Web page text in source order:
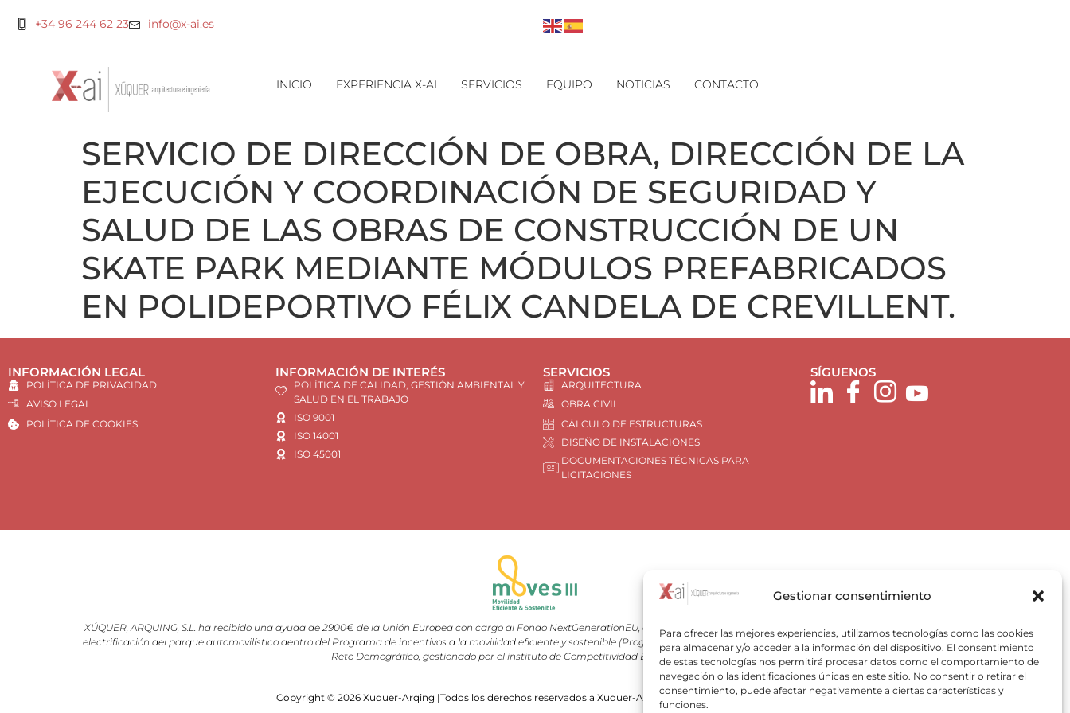
Gestionar consentimiento
Para ofrecer las mejores experiencias, utilizamos tecnologías como las cookies
para almacenar y/o acceder a la información del dispositivo. El consentimiento
de estas tecnologías nos permitirá procesar datos como el comportamiento de
navegación o las identificaciones únicas en este sitio. No consentir o retirar el
consentimiento, puede afectar negativamente a ciertas características y
funciones.
+34 96 244 62 23 info@x-ai.es
INICIO EXPERIENCIA X-AI SERVICIOS EQUIPO NOTICIAS CONTACTO
SERVICIO DE DIRECCIÓN DE OBRA, DIRECCIÓN DE LA
EJECUCIÓN Y COORDINACIÓN DE SEGURIDAD Y
SALUD DE LAS OBRAS DE CONSTRUCCIÓN DE UN
SKATE PARK MEDIANTE MÓDULOS PREFABRICADOS
EN POLIDEPORTIVO FÉLIX CANDELA DE CREVILLENT.
INFORMACIÓN LEGAL
POLÍTICA DE PRIVACIDAD
AVISO LEGAL
POLÍTICA DE COOKIES
INFORMACIÓN DE INTERÉS
POLÍTICA DE CALIDAD, GESTIÓN AMBIENTAL Y
SALUD EN EL TRABAJO
ISO 9001
ISO 14001
ISO 45001
SERVICIOS
ARQUITECTURA
OBRA CIVIL
CÁLCULO DE ESTRUCTURAS
DISEÑO DE INSTALACIONES
DOCUMENTACIONES TÉCNICAS PARA
LICITACIONES
SÍGUENOS
XÚQUER, ARQUING, S.L. ha recibido una ayuda de 2900€ de la Unión Europea con cargo al Fondo NextGenerationEU, en el marco del Plan de Recuperación, Trasformación y Resiliencia, para
electrificación del parque automovilístico dentro del Programa de incentivos a la movilidad eficiente y sostenible (Programa MOVES III Valencia) del Ministerio para la Transición Ecológica y el
Reto Demográfico, gestionado por el instituto de Competitividad Empresarial (IVACE).
Copyright © 2026 Xuquer-Arqing |Todos los derechos reservados a Xuquer-Arqing y sus respectivos autores.